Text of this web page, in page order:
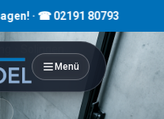
80793
Menü